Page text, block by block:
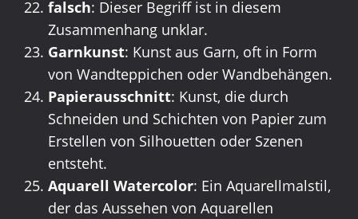
falsch: Dieser Begriff ist in diesem
Zusammenhang unklar.
Garnkunst: Kunst aus Garn, oft in Form
von Wandteppichen oder Wandbehängen.
Papierausschnitt: Kunst, die durch
Schneiden und Schichten von Papier zum
Erstellen von Silhouetten oder Szenen
entsteht.
Aquarell Watercolor: Ein Aquarellmalstil,
der das Aussehen von Aquarellen